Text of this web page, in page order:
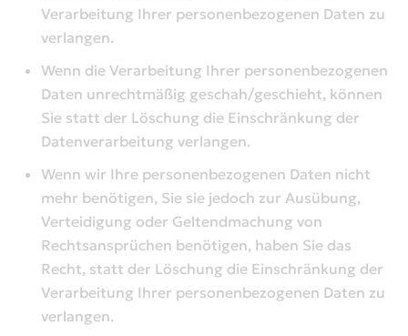
Verarbeitung Ihrer personenbezogenen Daten zu
verlangen.
Wenn die Verarbeitung Ihrer personenbezogenen
Daten unrechtmäßig geschah/geschieht, können
Sie statt der Löschung die Einschränkung der
Datenverarbeitung verlangen.
Wenn wir Ihre personenbezogenen Daten nicht
mehr benötigen, Sie sie jedoch zur Ausübung,
Verteidigung oder Geltendmachung von
Rechtsansprüchen benötigen, haben Sie das
Recht, statt der Löschung die Einschränkung der
Verarbeitung Ihrer personenbezogenen Daten zu
verlangen.